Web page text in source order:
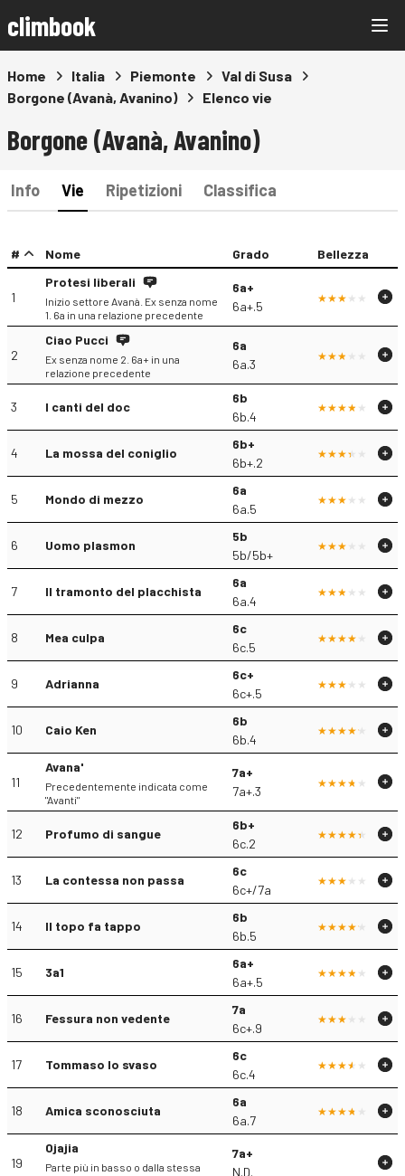
climbook
Home Italia Piemonte
Val di Susa
Borgone (Avanà, Avanino)
Elenco vie
Borgone (Avanà, Avanino)
Info Vie Ripetizioni Classifica
# Nome Grado Bellezza
1
Protesi liberali
Inizio settore Avanà. Ex senza nome
1. 6a in una relazione precedente
6a+
6a+.5
2
Ciao Pucci
Ex senza nome 2. 6a+ in una
relazione precedente
6a
6a.3
3 I canti del doc
6b
6b.4
4 La mossa del coniglio
6b+
6b+.2
5 Mondo di mezzo
6a
6a.5
6 Uomo plasmon
5b
5b/5b+
7 Il tramonto del placchista
6a
6a.4
8 Mea culpa
6c
6c.5
9 Adrianna
6c+
6c+.5
10 Caio Ken
6b
6b.4
11
Avana'
Precedentemente indicata come
"Avanti"
7a+
7a+.3
12 Profumo di sangue
6b+
6c.2
13 La contessa non passa
6c
6c+/7a
14 Il topo fa tappo
6b
6b.5
15 3a1
6a+
6a+.5
16 Fessura non vedente
7a
6c+.9
17 Tommaso lo svaso
6c
6c.4
18 Amica sconosciuta
6a
6a.7
19
Ojajia
Parte più in basso o dalla stessa
7a+
N.D.